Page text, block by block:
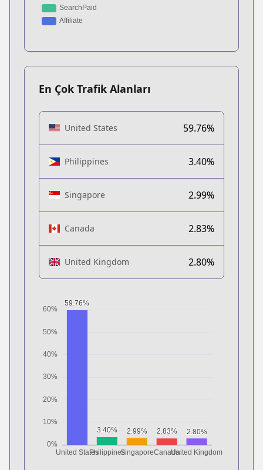
En Çok Trafik Alanları
United States 59.76%
Philippines 3.40%
Singapore 2.99%
Canada 2.83%
United Kingdom 2.80%